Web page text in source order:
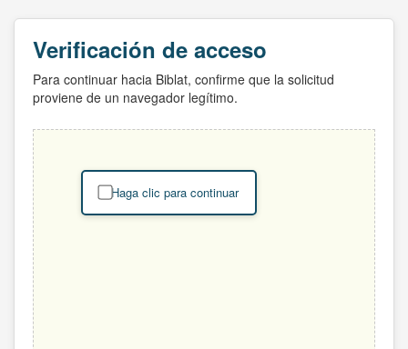
Verificación de acceso
Para continuar hacia Biblat, confirme que la solicitud
proviene de un navegador legítimo.
Haga clic para continuar